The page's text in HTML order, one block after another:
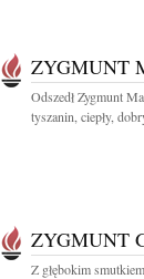
ZYGMUNT
Odszedł Zygmunt
tyszanin, ciepły,
ZYGMUNT
Z głębokim